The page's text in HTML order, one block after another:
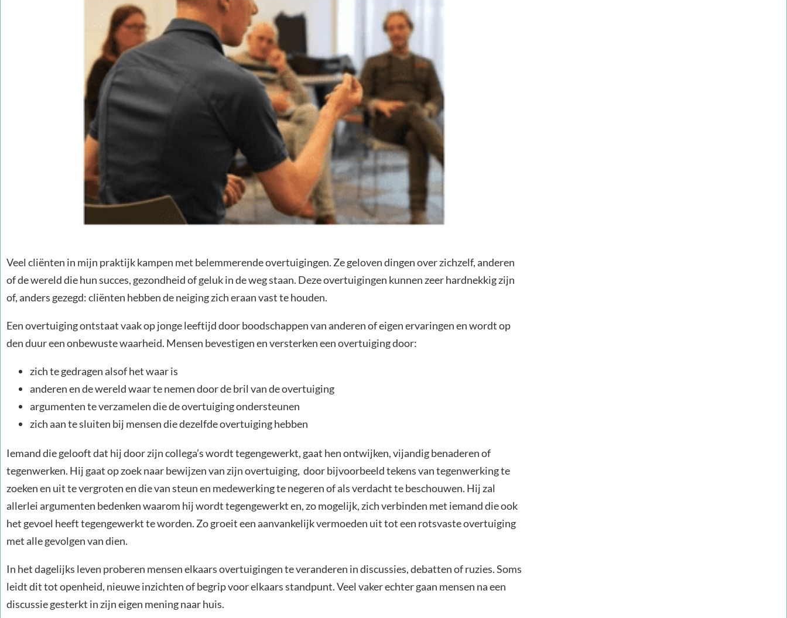
Veel cliënten in mijn praktijk kampen met belemmerende overtuigingen. Ze geloven dingen over zichzelf, anderen
of de wereld die hun succes, gezondheid of geluk in de weg staan. Deze overtuigingen kunnen zeer hardnekkig zijn
of, anders gezegd: cliënten hebben de neiging zich eraan vast te houden.
Een overtuiging ontstaat vaak op jonge leeftijd door boodschappen van anderen of eigen ervaringen en wordt op
den duur een onbewuste waarheid. Mensen bevestigen en versterken een overtuiging door:
zich te gedragen alsof het waar is
anderen en de wereld waar te nemen door de bril van de overtuiging
argumenten te verzamelen die de overtuiging ondersteunen
zich aan te sluiten bij mensen die dezelfde overtuiging hebben
Iemand die gelooft dat hij door zijn collega’s wordt tegengewerkt, gaat hen ontwijken, vijandig benaderen of
tegenwerken. Hij gaat op zoek naar bewijzen van zijn overtuiging, door bijvoorbeeld tekens van tegenwerking te
zoeken en uit te vergroten en die van steun en medewerking te negeren of als verdacht te beschouwen. Hij zal
allerlei argumenten bedenken waarom hij wordt tegengewerkt en, zo mogelijk, zich verbinden met iemand die ook
het gevoel heeft tegengewerkt te worden. Zo groeit een aanvankelijk vermoeden uit tot een rotsvaste overtuiging
met alle gevolgen van dien.
In het dagelijks leven proberen mensen elkaars overtuigingen te veranderen in discussies, debatten of ruzies. Soms
leidt dit tot openheid, nieuwe inzichten of begrip voor elkaars standpunt. Veel vaker echter gaan mensen na een
discussie gesterkt in zijn eigen mening naar huis.